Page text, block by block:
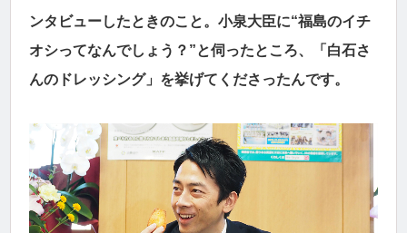
ンタビューしたときのこと。小泉大臣に“福島のイチ
オシってなんでしょう？”と伺ったところ、「白石さ
んのドレッシング」を挙げてくださったんです。